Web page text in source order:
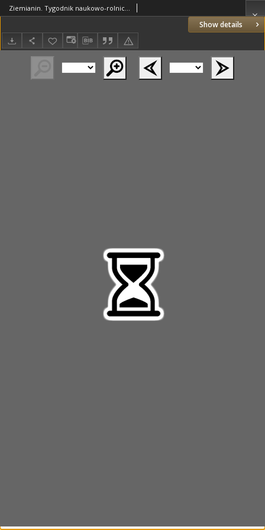
Show details
Ziemianin. Tygodnik naukowo-rolniczy i ekonomiczny; organ Centralnego Towarzystwa Gospodarczego w Wielkim Księstwe Poznańskim 1918.03.24 R.69 Nr12